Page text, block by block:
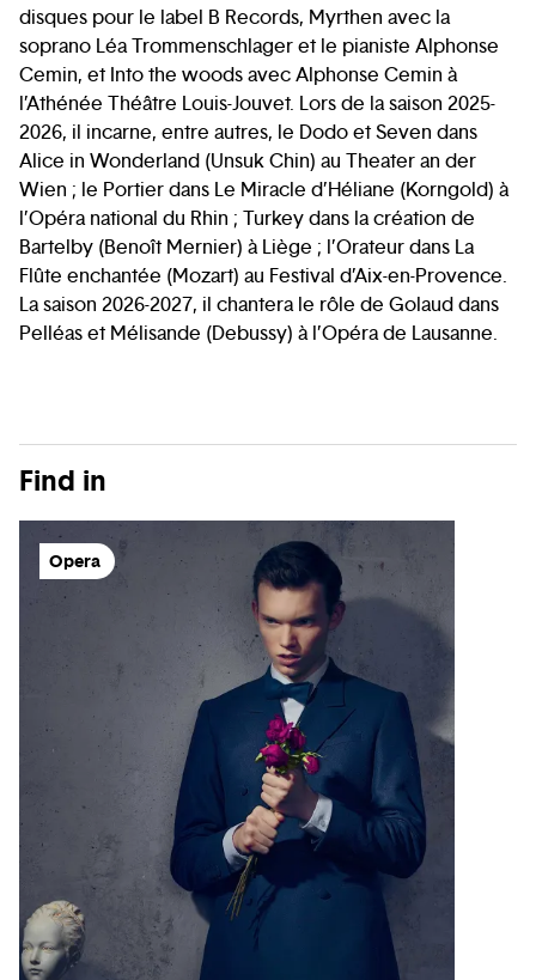
disques pour le label B Records, Myrthen avec la
soprano Léa Trommenschlager et le pianiste Alphonse
Cemin, et Into the woods avec Alphonse Cemin à
l’Athénée Théâtre Louis-Jouvet. Lors de la saison 2025-
2026, il incarne, entre autres, le Dodo et Seven dans
Alice in Wonderland (Unsuk Chin) au Theater an der
Wien ; le Portier dans Le Miracle d’Héliane (Korngold) à
l’Opéra national du Rhin ; Turkey dans la création de
Bartelby (Benoît Mernier) à Liège ; l’Orateur dans La
Flûte enchantée (Mozart) au Festival d’Aix-en-Provence.
La saison 2026-2027, il chantera le rôle de Golaud dans
Pelléas et Mélisande (Debussy) à l’Opéra de Lausanne.
Find in
Opera